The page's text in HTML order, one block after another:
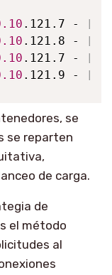
.121.7 - [
.121.8 - [
.121.7 - [
.121.9 - [
se
se reparten
de carga.
de
el método
al